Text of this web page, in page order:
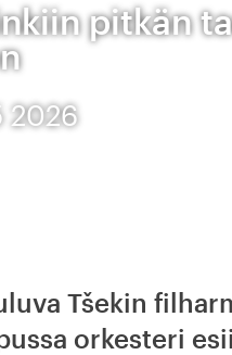
pitkän
2026
Tšekin
orkesteri